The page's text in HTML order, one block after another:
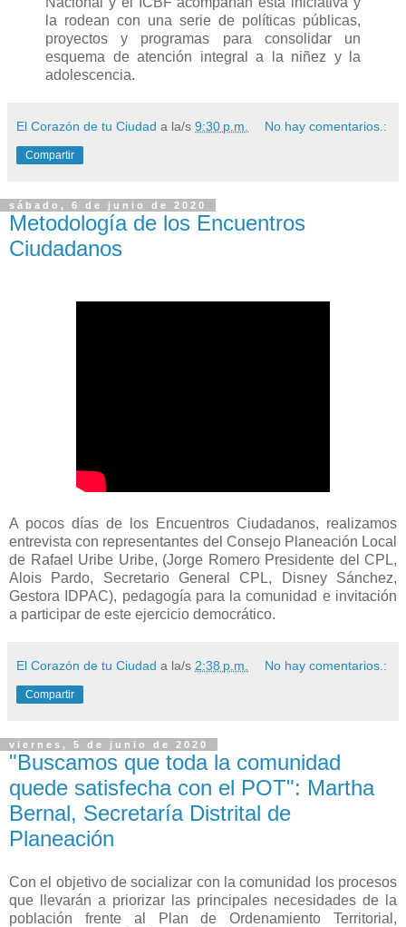
la rodean con una serie de políticas públicas,
proyectos y programas para consolidar un
esquema de atención integral a la niñez y la
adolescencia.
El Corazón de tu Ciudad a la/s 9:30 p.m. No hay comentarios.:
Compartir
sábado, 6 de junio de 2020
Metodología de los Encuentros
Ciudadanos
A pocos días de los Encuentros Ciudadanos, realizamos
entrevista con representantes del Consejo Planeación Local
de Rafael Uribe Uribe, (Jorge Romero Presidente del CPL,
Alois Pardo, Secretario General CPL, Disney Sánchez,
Gestora IDPAC), pedagogía para la comunidad e invitación
a participar de este ejercicio democrático.
El Corazón de tu Ciudad a la/s 2:38 p.m. No hay comentarios.:
Compartir
viernes, 5 de junio de 2020
"Buscamos que toda la comunidad
quede satisfecha con el POT": Martha
Bernal, Secretaría Distrital de
Planeación
Con el objetivo de socializar con la comunidad los procesos
que llevarán a priorizar las principales necesidades de la
población frente al Plan de Ordenamiento Territorial,